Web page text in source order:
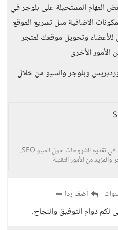
المهام المستحيلة على بلوجر في
الاضافية مثل تسريع الموقع
للأعضاء وتحويل موقعك لمتجر
الأمور الأخرى
وبلوجر والسيو من خلال
سيو لايت هو موقع متخصص في تقديم الشروحات حول السيو SEO،
من الأمور التقنية
أضف ردا
لكم دوام التوفيق والنجاح.